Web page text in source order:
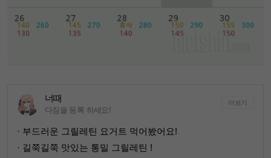
너때
다짐을 등록 하세요!
더보기
· 부드러운 그릴레틴 요거트 먹어봤어요!
· 길쭉길쭉 맛있는 통밀 그릴레틴 !